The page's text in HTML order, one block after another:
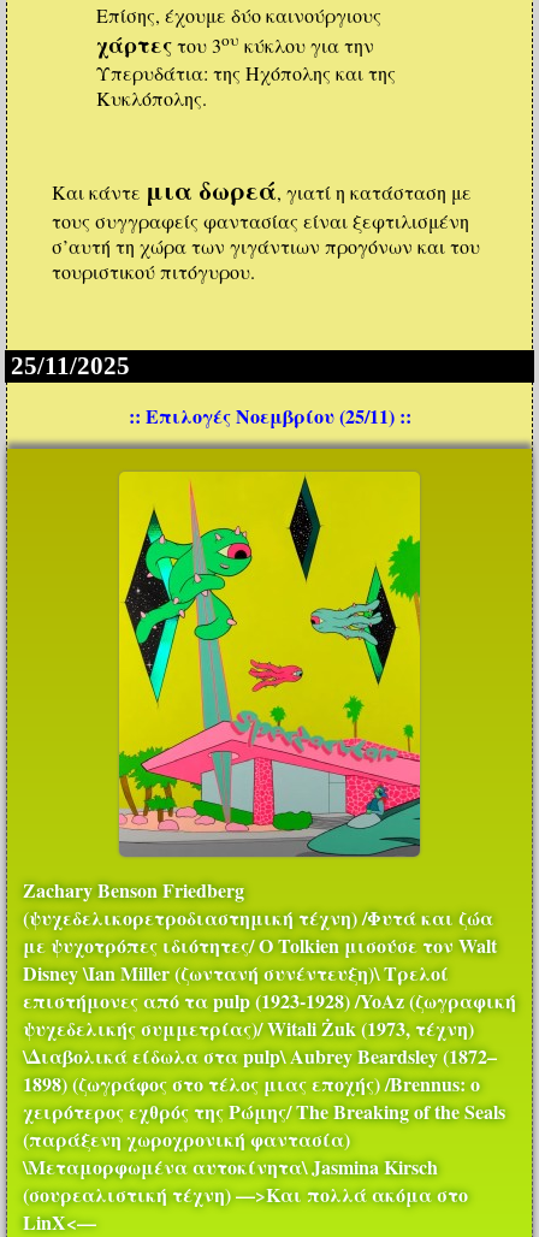
Επίσης, έχουμε δύο καινούργιους
χάρτεςτου 3ουκύκλου για την
Υπερυδάτια: της Ηχόπολης και της
Κυκλόπολης.
Και κάντε μια δωρεά, γιατί η κατάσταση με
τους συγγραφείς φαντασίας είναι ξεφτιλισμένη
σ’αυτή τη χώρα των γιγάντιων προγόνων και του
τουριστικού πιτόγυρου.
25/11/2025
:: Επιλογές Νοεμβρίου (25/11) ::
Zachary Benson Friedberg
(ψυχεδελικορετροδιαστημική τέχνη) /Φυτά και ζώα
με ψυχοτρόπες ιδιότητες/ Ο Tolkien μισούσε τον Walt
Disney \Ian Miller (ζωντανή συνέντευξη)\ Τρελοί
επιστήμονες από τα pulp (1923-1928) /YoAz (ζωγραφική
ψυχεδελικής συμμετρίας)/ Witali Żuk (1973, τέχνη)
\Διαβολικά είδωλα στα pulp\ Aubrey Beardsley (1872–
1898) (ζωγράφος στο τέλος μιας εποχής) /Brennus: ο
χειρότερος εχθρός της Ρώμης/ The Breaking of the Seals
(παράξενη χωροχρονική φαντασία)
\Μεταμορφωμένα αυτοκίνητα\ Jasmina Kirsch
(σουρεαλιστική τέχνη)—>Και πολλά ακόμα στο
LinX<—